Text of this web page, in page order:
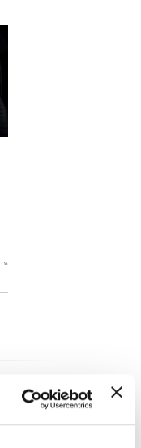
Quasi esaurito